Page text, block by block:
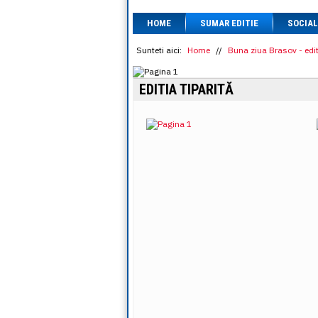
HOME SUMAR EDITIE SOCIAL
Sunteti aici: Home // Buna ziua Brasov -
EDITIA TIPARITĂ